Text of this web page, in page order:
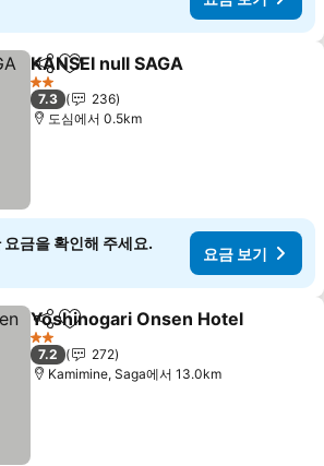
공유 즐겨찾기에 추가
KANSEI null SAGA
2 성급
7.3
236
도심에서 0.5km
금을 확인해 주세요.
요금 보기
공유 즐겨찾기에 추가
Yoshinogari Onsen Hotel
2 성급
7.2
272
Kamimine, Saga에서 13.0km